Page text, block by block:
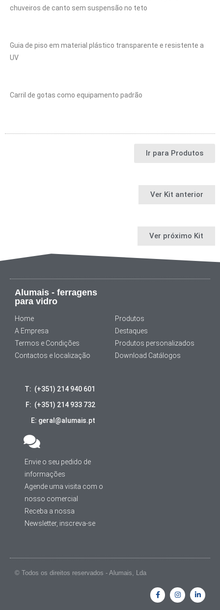
chuveiros de canto sem suspensão no teto
Guia de piso em material plástico transparente e resistente a
UV
Carril de gotas como equipamento padrão
Ir para Produtos
Ver Kit anterior
Ver próximo Kit
Alumais - ferragens
para vidro
Home
A Empresa
Termos e Condições
Contactos e localização
Produtos
Destaques
Produtos personalizados
Download Catálogos
T: (+351) 214 940 601
F: (+351) 214 933 732
E: geral@alumais.pt
Envie o seu pedido de
informações
Agende uma visita com o
nosso comercial
Receba a nossa
Newsletter, inscreva-se
© Todos os direitos reservados - Alumais, Lda